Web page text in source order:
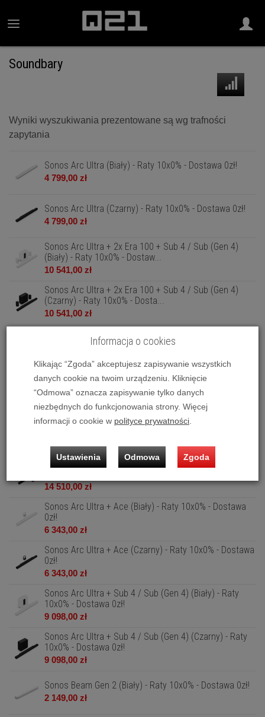
Soundbary
Wyniki wyszukiwania prezentowane są wg trafności
zapytania
Sonos Arc Ultra (Biały) - Raty 10x0% - Dostawa 0zł!
4 799,00 zł
Sonos Arc Ultra (Czarny) - Raty 10x0% - Dostawa 0zł!
4 799,00 zł
Sonos Arc Ultra + 2x Era 100 + Sub 4 / Sub (Gen 4)
(Biały) - Raty 10x0% - Dostaw...
10 541,00 zł
Sonos Arc Ultra + 2x Era 100 + Sub 4 / Sub (Gen 4)
(Czarny) - Raty 10x0% - Dosta...
10 541,00 zł
(Biały) - Raty 10x0% - Dostaw...
Sonos Arc Ultra + 2x Era 300 + Sub 4 / Sub (Gen 4)
(Czarny) - Raty 10x0% - Dosta...
Sonos Arc Ultra + 2x Era 300 + Sub 4 / Sub (Gen 4) +
Sonos Arc Ultra + 2x Era 300 + Sub 4 / Sub (Gen 4) +
14 510,00 zł
Sonos Arc Ultra + Ace (Biały) - Raty 10x0% - Dostawa
0zł!
6 343,00 zł
Sonos Arc Ultra + Ace (Czarny) - Raty 10x0% - Dostawa
0zł!
6 343,00 zł
Sonos Arc Ultra + Sub 4 / Sub (Gen 4) (Biały) - Raty
10x0% - Dostawa 0zł!
9 098,00 zł
Sonos Arc Ultra + Sub 4 / Sub (Gen 4) (Czarny) - Raty
10x0% - Dostawa 0zł!
9 098,00 zł
Sonos Beam Gen 2 (Biały) - Raty 10x0% - Dostawa 0zł!
2 149,00 zł
Informacja o cookies
Klikając “Zgoda” akceptujesz zapisywanie wszystkich
danych cookie na twoim urządzeniu. Kliknięcie
“Odmowa” oznacza zapisywanie tylko danych
niezbędnych do funkcjonowania strony. Więcej
informacji o cookie w polityce prywatności.
Ustawienia Odmowa Zgoda